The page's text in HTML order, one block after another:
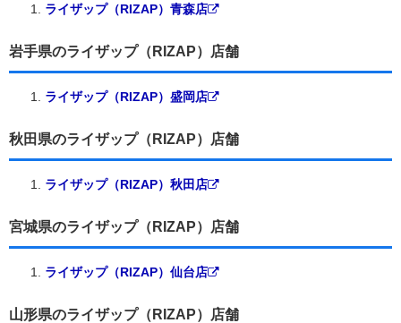
ライザップ（RIZAP）青森店
岩手県のライザップ（RIZAP）店舗
ライザップ（RIZAP）盛岡店
秋田県のライザップ（RIZAP）店舗
ライザップ（RIZAP）秋田店
宮城県のライザップ（RIZAP）店舗
ライザップ（RIZAP）仙台店
山形県のライザップ（RIZAP）店舗